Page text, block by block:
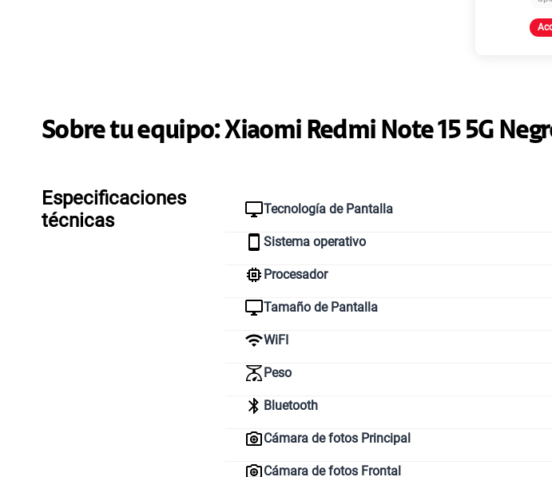
Sobre tu equipo:Xiaomi Redmi Note 15 5G
Especificaciones
técnicas
Tecnología de Pantalla
Sistema operativo
Procesador
Tamaño de Pantalla
WiFI
Peso
Bluetooth
Cámara de fotos Principal
Cámara de fotos Frontal